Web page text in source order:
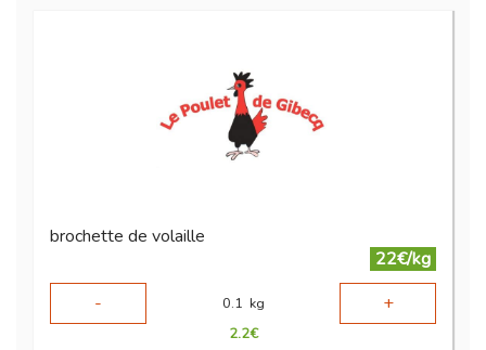
brochette de volaille
22€/kg
-
0.1 kg +
2.2€